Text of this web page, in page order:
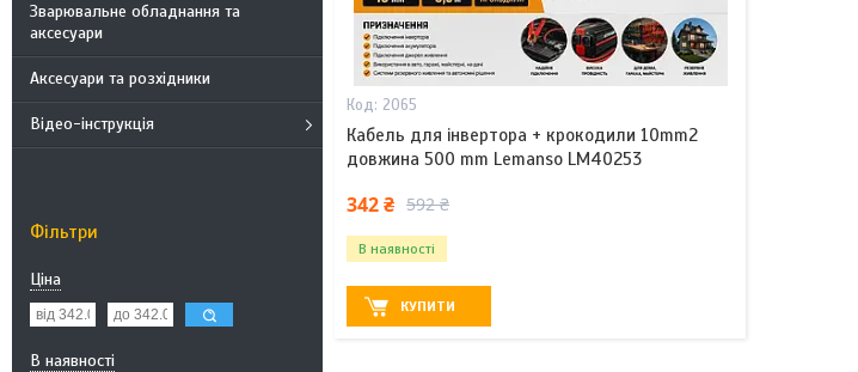
Зварювальне обладнання та
аксесуари
Аксесуари та розхідники
Відео-інструкція
Фільтри
Ціна
В наявності
2065
Кабель для інвертора + крокодили 10mm2
довжина 500 mm Lemanso LM40253
342 ₴ 592 ₴
В наявності
КУПИТИ